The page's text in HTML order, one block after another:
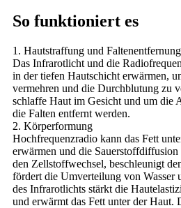
So funktioniert es
1. Hautstraffung und Faltenentfernung
Das Infrarotlicht und die
in der tiefen Hautschicht erwärmen,
vermehren und die Durchblutung zu
schlaffe Haut im Gesicht und um die
die Falten entfernt werden.
2. Körperformung
Hochfrequenzradio kann das Fett
erwärmen und die
den Zellstoffwechsel, beschleunigt
fördert die Umverteilung von Wasser
des Infrarotlichts stärkt die
und erwärmt das Fett unter der Haut.